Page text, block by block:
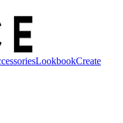
LookbookCreate